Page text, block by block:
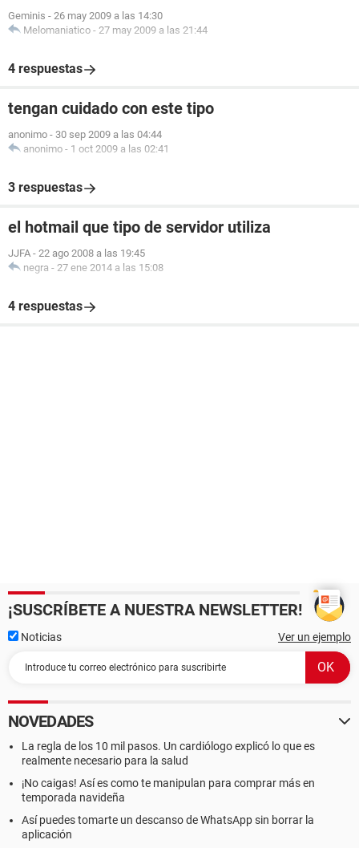
Geminis - 26 may 2009 a las 14:30
Melomaniatico - 27 may 2009 a las 21:44
4 respuestas
tengan cuidado con este tipo
anonimo - 30 sep 2009 a las 04:44
anonimo - 1 oct 2009 a las 02:41
3 respuestas
el hotmail que tipo de servidor utiliza
JJFA - 22 ago 2008 a las 19:45
negra - 27 ene 2014 a las 15:08
4 respuestas
¡SUSCRÍBETE A NUESTRA NEWSLETTER!
Noticias Ver un ejemplo
NOVEDADES
La regla de los 10 mil pasos. Un cardiólogo explicó lo que es
realmente necesario para la salud
¡No caigas! Así es como te manipulan para comprar más en
temporada navideña
Así puedes tomarte un descanso de WhatsApp sin borrar la
aplicación